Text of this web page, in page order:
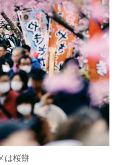
は桜餅